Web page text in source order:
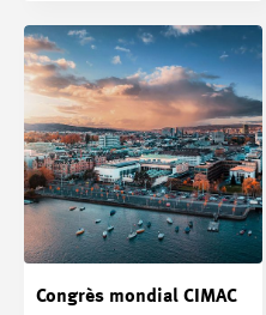
Congrès mondial CIMAC